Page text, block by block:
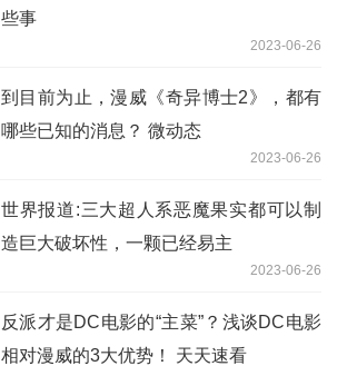
些事
2023-06-26
到目前为止，漫威《奇异博士2》，都有
哪些已知的消息？ 微动态
2023-06-26
世界报道:三大超人系恶魔果实都可以制
造巨大破坏性，一颗已经易主
2023-06-26
反派才是DC电影的“主菜”？浅谈DC电影
相对漫威的3大优势！ 天天速看